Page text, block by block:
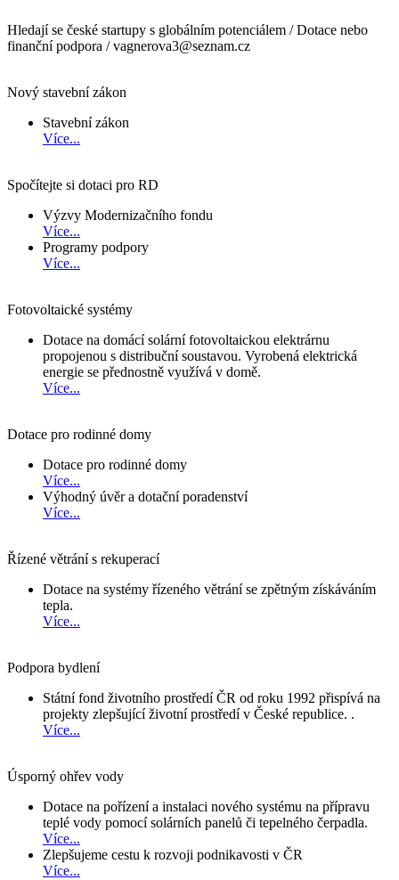
Hledají se české startupy s globálním potenciálem / Dotace nebo
finanční podpora / vagnerova3@seznam.cz
Nový stavební zákon
Stavební zákon
Více...
Spočítejte si dotaci pro RD
Výzvy Modernizačního fondu
Více...
Programy podpory
Více...
Fotovoltaické systémy
Dotace na domácí solární fotovoltaickou elektrárnu
propojenou s distribuční soustavou. Vyrobená elektrická
energie se přednostně využívá v domě.
Více...
Dotace pro rodinné domy
Dotace pro rodinné domy
Více...
Výhodný úvěr a dotační poradenství
Více...
Řízené větrání s rekuperací
Dotace na systémy řízeného větrání se zpětným získáváním
tepla.
Více...
Podpora bydlení
Státní fond životního prostředí ČR od roku 1992 přispívá na
projekty zlepšující životní prostředí v České republice. .
Více...
Úsporný ohřev vody
Dotace na pořízení a instalaci nového systému na přípravu
teplé vody pomocí solárních panelů či tepelného čerpadla.
Více...
Zlepšujeme cestu k rozvoji podnikavosti v ČR
Více...